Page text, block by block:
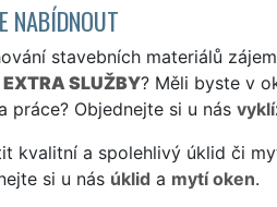
NABÍDNOUT
stavebních materiálů
EXTRA SLUŽBY? Měli byste v
práce? Objednejte si u nás
kvalitní a spolehlivý úklid či
si u nás úklid a mytí oken.